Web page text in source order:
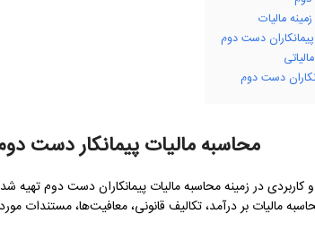
مالیات
دست دوم
دست دوم
محاسبه مالیات پیمانکار دست
و کاربردی در زمینه محاسبه مالیات پیمانکاران دست دوم
مالیات بر درآمد، تکالیف قانونی، معافیت‌ها، مستندات